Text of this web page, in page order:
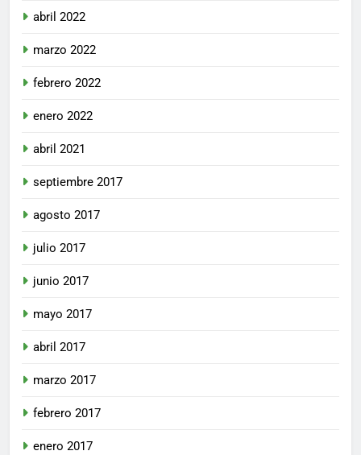
abril 2022
marzo 2022
febrero 2022
enero 2022
abril 2021
septiembre 2017
agosto 2017
julio 2017
junio 2017
mayo 2017
abril 2017
marzo 2017
febrero 2017
enero 2017